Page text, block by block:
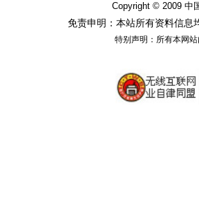
Copyright © 2009 中
免责申明：本站所有资料信息
特别声明：所有本网